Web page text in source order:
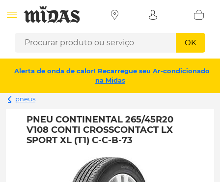
OK
Alerta de onda de calor! Recarregue seu Ar-condicionado
na Midas
pneus
PNEU CONTINENTAL 265/45R20
V108 CONTI CROSSCONTACT LX
SPORT XL (T1) C-C-B-73